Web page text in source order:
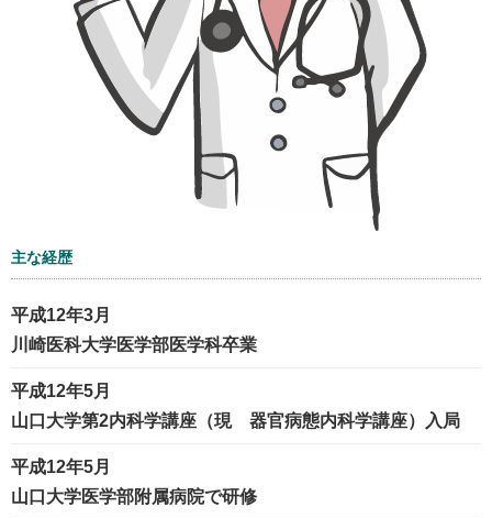
主な経歴
平成12年3月
川崎医科大学医学部医学科卒業
平成12年5月
山口大学第2内科学講座（現 器官病態内科学講座）入局
平成12年5月
山口大学医学部附属病院で研修